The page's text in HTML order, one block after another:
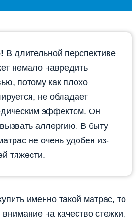
В длительной перспективе
немало навредить
потому как плохо
не обладает
эффектом. Он
аллергию. В быту
не очень удобен из-
тяжести.
именно такой матрас, то
внимание на качество стежки,